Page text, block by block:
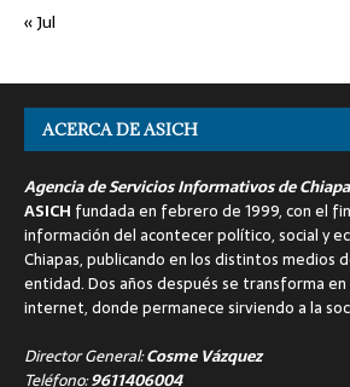
« Jul
ACERCA DE ASICH
Agencia de Servicios Informativos de
ASICH fundada en febrero de 1999, con el
información del acontecer político, social y
Chiapas, publicando en los distintos medios
entidad. Dos años después se transforma
internet, donde permanece sirviendo a la
Director General:Cosme Vázquez
Teléfono:9611406004